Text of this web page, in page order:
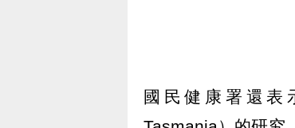
國民健康署還表